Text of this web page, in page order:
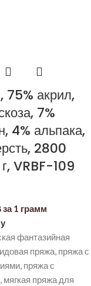
75% акрил,
7%
4% альпака,
2800
VRBF-109
за 1 грамм
фантазийная
пряжа, пряжа с
пряжа с
мягкая пряжа для